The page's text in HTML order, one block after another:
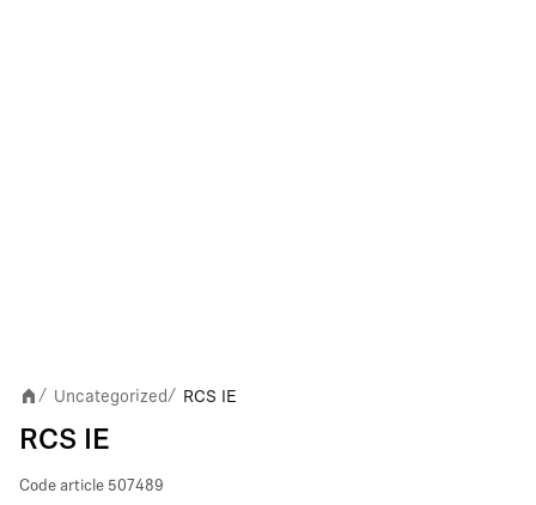
/ Uncategorized / RCS IE
RCS IE
Code article 507489